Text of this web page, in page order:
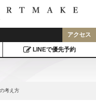
アクセス
LINEで優先予約
考え方